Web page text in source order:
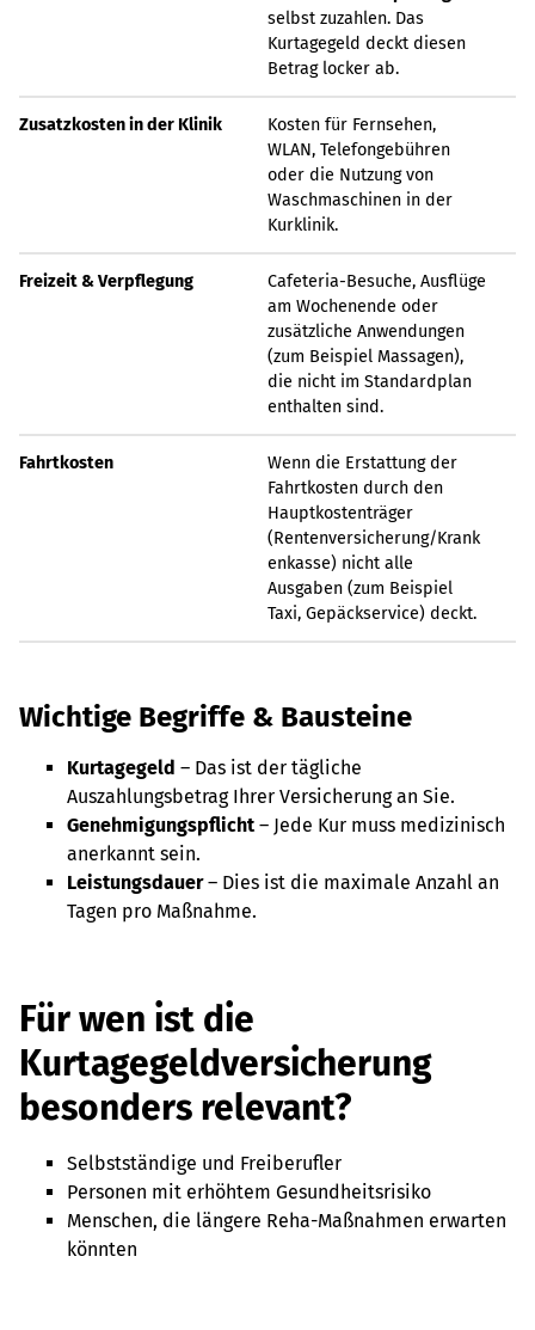
selbst zuzahlen. Das
Kurtagegeld deckt diesen
Betrag locker ab.
Zusatzkosten in der Klinik
Kosten für Fernsehen,
WLAN, Telefongebühren
oder die Nutzung von
Waschmaschinen in der
Kurklinik.
Freizeit & Verpflegung
Cafeteria-Besuche, Ausflüge
am Wochenende oder
zusätzliche Anwendungen
(zum Beispiel Massagen),
die nicht im Standardplan
enthalten sind.
Fahrtkosten
Wenn die Erstattung der
Fahrtkosten durch den
Hauptkostenträger
(Rentenversicherung/Krank
enkasse) nicht alle
Ausgaben (zum Beispiel
Taxi, Gepäckservice) deckt.
Wichtige Begriffe & Bausteine
Kurtagegeld – Das ist der tägliche
Auszahlungsbetrag Ihrer Versicherung an Sie.
Genehmigungspflicht– Jede Kur muss medizinisch
anerkannt sein.
Leistungsdauer– Dies ist die maximale Anzahl an
Tagen pro Maßnahme.
Für wen ist die
Kurtagegeldversicherung
besonders relevant?
Selbstständige und Freiberufler
Personen mit erhöhtem Gesundheitsrisiko
Menschen, die längere Reha-Maßnahmen erwarten
könnten